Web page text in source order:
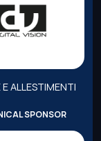
ALLESTIMENTI
SPONSOR